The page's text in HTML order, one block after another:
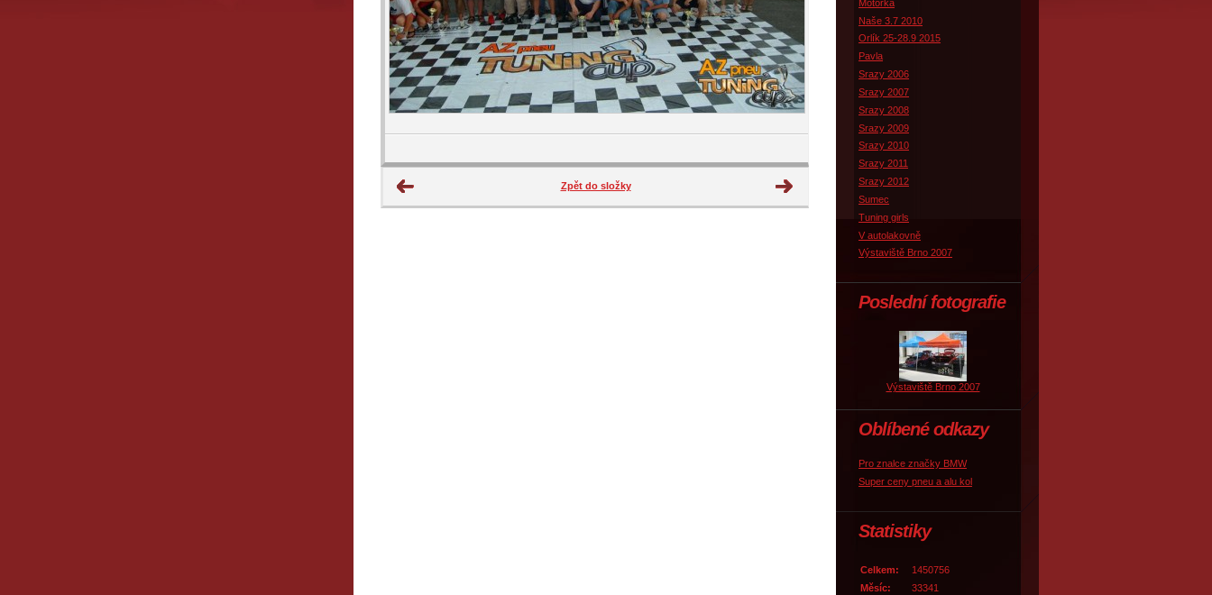
Zpět do složky
Motorka
Naše 3.7 2010
Orlík 25-28.9 2015
Pavla
Srazy 2006
Srazy 2007
Srazy 2008
Srazy 2009
Srazy 2010
Srazy 2011
Srazy 2012
Sumec
Tuning girls
V autolakovně
Výstaviště Brno 2007
Poslední fotografie
Výstaviště Brno 2007
Oblíbené odkazy
Pro znalce značky BMW
Super ceny pneu a alu kol
Statistiky
Celkem:
1450756
Měsíc:
33341